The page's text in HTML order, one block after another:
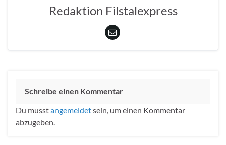
Redaktion Filstalexpress
Schreibe einen Kommentar
Du musstangemeldetsein, um einen Kommentar
abzugeben.